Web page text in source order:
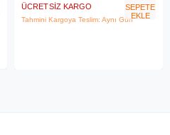
ÜCRETSIZ KARGO
Tahmini Kargoya Teslim: Aynı Gün
SEPETE
EKLE